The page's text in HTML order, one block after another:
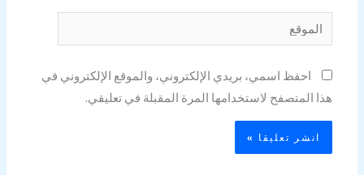
الموقع
احفظ اسمي، بريدي الإلكتروني، والموقع الإلكتروني في
هذا المتصفح لاستخدامها المرة المقبلة في تعليقي.